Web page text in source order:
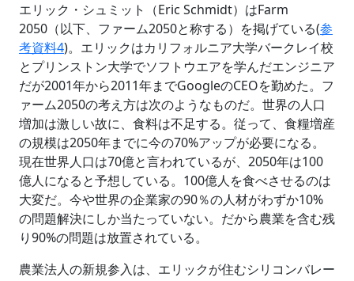
エリック・シュミット（Eric Schmidt）はFarm
2050（以下、ファーム2050と称する）を掲げている(参
考資料4)。エリックはカリフォルニア大学バークレイ校
とプリンストン大学でソフトウエアを学んだエンジニア
だが2001年から2011年までGoogleのCEOを勤めた。フ
ァーム2050の考え方は次のようなものだ。世界の人口
増加は激しい故に、食料は不足する。従って、食糧増産
の規模は2050年までに今の70%アップが必要になる。
現在世界人口は70億と言われているが、2050年は100
億人になると予想している。100億人を食べさせるのは
大変だ。今や世界の企業家の90％の人材がわずか10%
の問題解決にしか当たっていない。だから農業を含む残
り90%の問題は放置されている。
農業法人の新規参入は、エリックが住むシリコンバレー